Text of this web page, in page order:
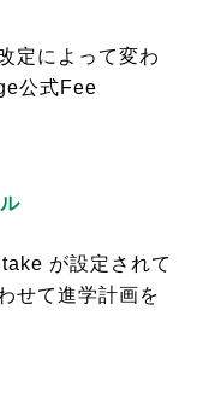
定によって変わ
公式Fee
が設定されて
せて進学計画を